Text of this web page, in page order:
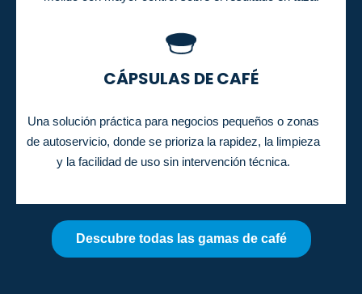
CÁPSULAS DE CAFÉ
Una solución práctica para negocios pequeños o zonas
de autoservicio, donde se prioriza la rapidez, la limpieza
y la facilidad de uso sin intervención técnica.
Descubre todas las gamas de café